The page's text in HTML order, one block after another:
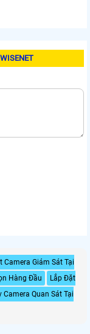
Camera Giám Sát Tại
Hàng Đầu
Lắp Đặt
Camera Quan Sát Tại